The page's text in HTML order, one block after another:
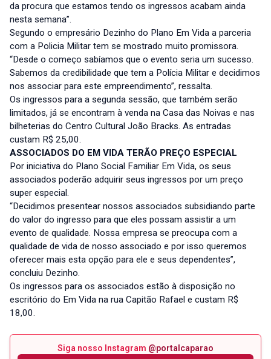
da procura que estamos tendo os ingressos acabam ainda
nesta semana”.
Segundo o empresário Dezinho do Plano Em Vida a parceria
com a Policia Militar tem se mostrado muito promissora.
“Desde o começo sabíamos que o evento seria um sucesso.
Sabemos da credibilidade que tem a Polícia Militar e decidimos
nos associar para este empreendimento”, ressalta.
Os ingressos para a segunda sessão, que também serão
limitados, já se encontram à venda na Casa das Noivas e nas
bilheterias do Centro Cultural João Bracks. As entradas
custam R$ 25,00.
ASSOCIADOS DO EM VIDA TERÃO PREÇO ESPECIAL
Por iniciativa do Plano Social Familiar Em Vida, os seus
associados poderão adquirir seus ingressos por um preço
super especial.
“Decidimos presentear nossos associados subsidiando parte
do valor do ingresso para que eles possam assistir a um
evento de qualidade. Nossa empresa se preocupa com a
qualidade de vida de nosso associado e por isso queremos
oferecer mais esta opção para ele e seus dependentes”,
concluiu Dezinho.
Os ingressos para os associados estão à disposição no
escritório do Em Vida na rua Capitão Rafael e custam R$
18,00.
Siga nosso Instagram @portalcaparao